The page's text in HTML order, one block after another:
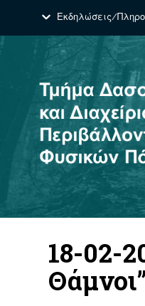
Εκδηλώσεις/
18-02-
Θάμνοι”